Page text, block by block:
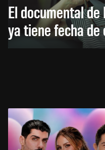
El documental
ya tiene fecha